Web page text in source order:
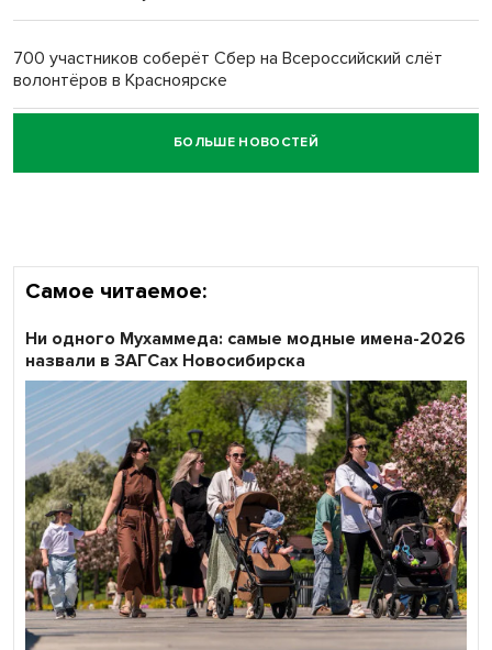
Обновлённое отделение ВТБ открылось в Искитиме
700 участников соберёт Сбер на Всероссийский слёт
волонтёров в Красноярске
Честный выбор: видеонаблюдение обеспечит
объективность результатов ЕДГ в Новосибирской
БОЛЬШЕ НОВОСТЕЙ
Самое читаемое:
Ни одного Мухаммеда: самые модные имена-2026
назвали в ЗАГСах Новосибирска